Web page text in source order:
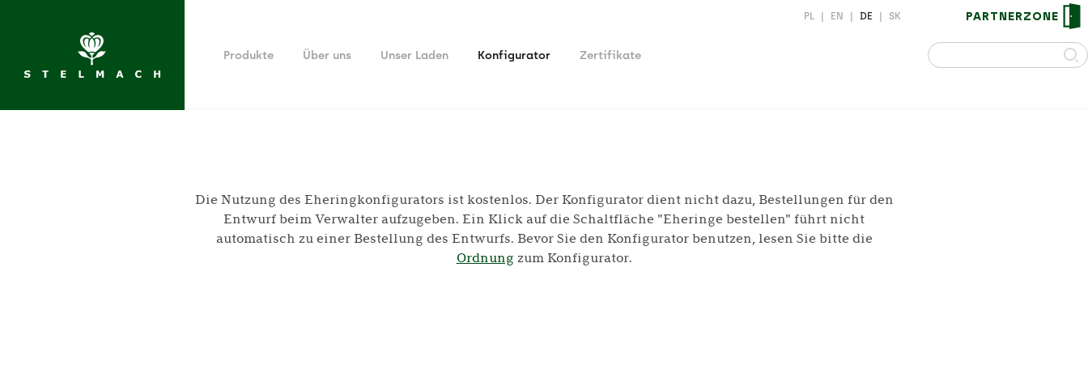
Produkte Über uns Unser Laden Konfigurator Zertifikate
PL EN DE SK PARTNERZONE
Die Nutzung des Eheringkonfigurators ist kostenlos. Der Konfigurator dient nicht dazu, Bestellungen für den
Entwurf beim Verwalter aufzugeben. Ein Klick auf die Schaltfläche "Eheringe bestellen" führt nicht
automatisch zu einer Bestellung des Entwurfs. Bevor Sie den Konfigurator benutzen, lesen Sie bitte die
Ordnung zum Konfigurator.